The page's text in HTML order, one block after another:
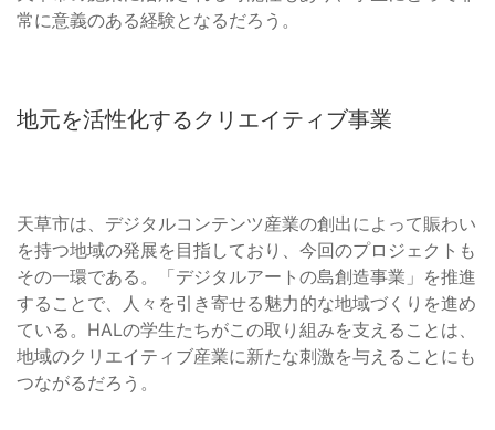
常に意義のある経験となるだろう。
地元を活性化するクリエイティブ事業
天草市は、デジタルコンテンツ産業の創出によって賑わい
を持つ地域の発展を目指しており、今回のプロジェクトも
その一環である。「デジタルアートの島創造事業」を推進
することで、人々を引き寄せる魅力的な地域づくりを進め
ている。HALの学生たちがこの取り組みを支えることは、
地域のクリエイティブ産業に新たな刺激を与えることにも
つながるだろう。